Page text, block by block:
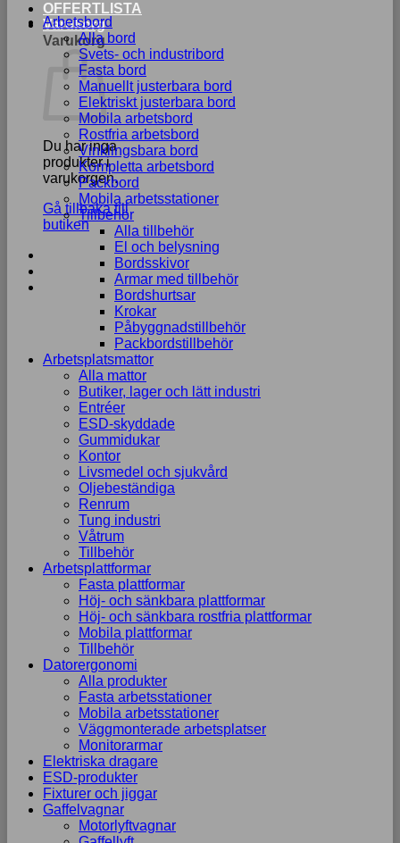
OFFERTLISTA
Varukorg
Varukorg
Du har inga
produkter i
varukorgen.
Gå tillbaka till
butiken
Arbetsbord
Alla bord
Svets- och industribord
Fasta bord
Manuellt justerbara bord
Elektriskt justerbara bord
Mobila arbetsbord
Rostfria arbetsbord
Vinklingsbara bord
Kompletta arbetsbord
Packbord
Mobila arbetsstationer
Tillbehör
Alla tillbehör
El och belysning
Bordsskivor
Armar med tillbehör
Bordshurtsar
Krokar
Påbyggnadstillbehör
Packbordstillbehör
Arbetsplatsmattor
Alla mattor
Butiker, lager och lätt industri
Entréer
ESD-skyddade
Gummidukar
Kontor
Livsmedel och sjukvård
Oljebeständiga
Renrum
Tung industri
Våtrum
Tillbehör
Arbetsplattformar
Fasta plattformar
Höj- och sänkbara plattformar
Höj- och sänkbara rostfria plattformar
Mobila plattformar
Tillbehör
Datorergonomi
Alla produkter
Fasta arbetsstationer
Mobila arbetsstationer
Väggmonterade arbetsplatser
Monitorarmar
Elektriska dragare
ESD-produkter
Fixturer och jiggar
Gaffelvagnar
Motorlyftvagnar